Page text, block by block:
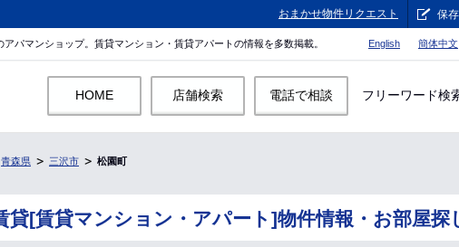
おまかせ物件リクエスト 保
パマンショップ。賃貸マンション・賃貸アパートの情報を多数掲載。 English 簡体中文
HOME 店舗検索 電話で相談 フリーワード検
青森県 三沢市 松園町
貸[賃貸マンション・アパート]物件情報・お部屋探